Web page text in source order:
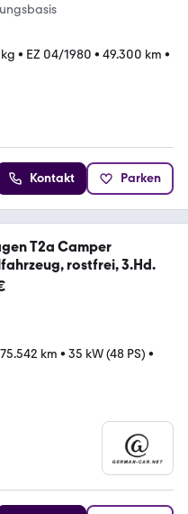
• EZ 04/1980 • 49.300 km •
Kontakt Parken
T2a Camper
rostfrei, 3.Hd.
km • 35 kW (48 PS) •